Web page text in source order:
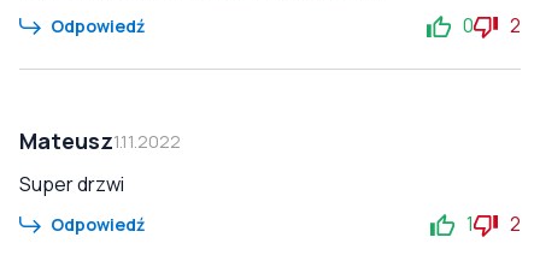
Odpowiedź 0 2
Mateusz1.11.2022
Super drzwi
Odpowiedź 1 2